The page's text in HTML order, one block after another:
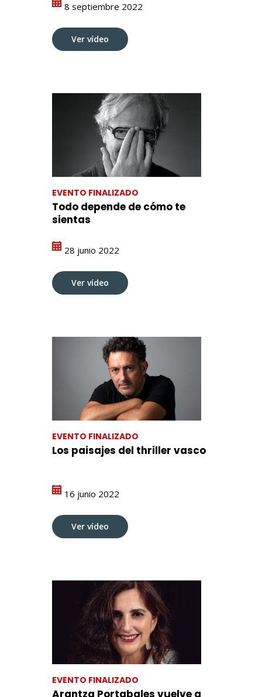
8 septiembre 2022
Ver vídeo
EVENTO FINALIZADO
Todo depende de cómo te
sientas
28 junio 2022
Ver vídeo
EVENTO FINALIZADO
Los paisajes del thriller vasco
16 junio 2022
Ver vídeo
EVENTO FINALIZADO
Arantza Portabales vuelve a